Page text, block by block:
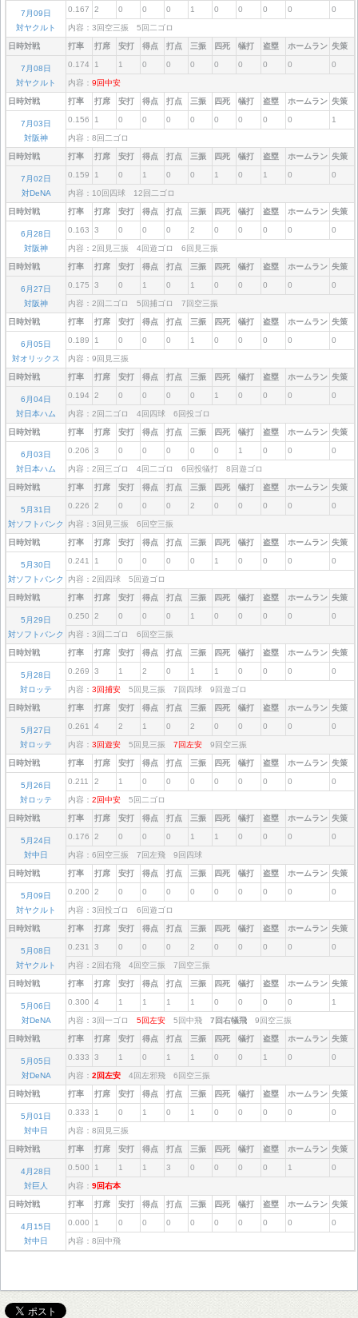
7月09日
対ヤクルト
0.167 2 0 0 0 1 0 0 0 0 0
内容：3回空三振 5回二ゴロ
日時対戦 打率 打席 安打 得点 打点 三振 四死 犠打 盗塁 ホームラン 失策
7月08日
対ヤクルト
0.174 1 1 0 0 0 0 0 0 0 0
内容： 9回中安
日時対戦 打率 打席 安打 得点 打点 三振 四死 犠打 盗塁 ホームラン 失策
7月03日
対阪神
0.156 1 0 0 0 0 0 0 0 0 1
内容：8回二ゴロ
日時対戦 打率 打席 安打 得点 打点 三振 四死 犠打 盗塁 ホームラン 失策
7月02日
対DeNA
0.159 1 0 1 0 0 1 0 1 0 0
内容：10回四球 12回二ゴロ
日時対戦 打率 打席 安打 得点 打点 三振 四死 犠打 盗塁 ホームラン 失策
6月28日
対阪神
0.163 3 0 0 0 2 0 0 0 0 0
内容：2回見三振 4回遊ゴロ 6回見三振
日時対戦 打率 打席 安打 得点 打点 三振 四死 犠打 盗塁 ホームラン 失策
6月27日
対阪神
0.175 3 0 1 0 1 0 0 0 0 0
内容：2回二ゴロ 5回捕ゴロ 7回空三振
日時対戦 打率 打席 安打 得点 打点 三振 四死 犠打 盗塁 ホームラン 失策
6月05日
対オリックス
0.189 1 0 0 0 1 0 0 0 0 0
内容：9回見三振
日時対戦 打率 打席 安打 得点 打点 三振 四死 犠打 盗塁 ホームラン 失策
6月04日
対日本ハム
0.194 2 0 0 0 0 1 0 0 0 0
内容：2回二ゴロ 4回四球 6回投ゴロ
日時対戦 打率 打席 安打 得点 打点 三振 四死 犠打 盗塁 ホームラン 失策
6月03日
対日本ハム
0.206 3 0 0 0 0 0 1 0 0 0
内容：2回三ゴロ 4回二ゴロ 6回投犠打 8回遊ゴロ
日時対戦 打率 打席 安打 得点 打点 三振 四死 犠打 盗塁 ホームラン 失策
5月31日
対ソフトバンク
0.226 2 0 0 0 2 0 0 0 0 0
内容：3回見三振 6回空三振
日時対戦 打率 打席 安打 得点 打点 三振 四死 犠打 盗塁 ホームラン 失策
5月30日
対ソフトバンク
0.241 1 0 0 0 0 1 0 0 0 0
内容：2回四球 5回遊ゴロ
日時対戦 打率 打席 安打 得点 打点 三振 四死 犠打 盗塁 ホームラン 失策
5月29日
対ソフトバンク
0.250 2 0 0 0 1 0 0 0 0 0
内容：3回二ゴロ 6回空三振
日時対戦 打率 打席 安打 得点 打点 三振 四死 犠打 盗塁 ホームラン 失策
5月28日
対ロッテ
0.269 3 1 2 0 1 1 0 0 0 0
内容： 3回捕安 5回見三振 7回四球 9回遊ゴロ
日時対戦 打率 打席 安打 得点 打点 三振 四死 犠打 盗塁 ホームラン 失策
5月27日
対ロッテ
0.261 4 2 1 0 2 0 0 0 0 0
内容： 3回遊安 5回見三振 7回左安 9回空三振
日時対戦 打率 打席 安打 得点 打点 三振 四死 犠打 盗塁 ホームラン 失策
5月26日
対ロッテ
0.211 2 1 0 0 0 0 0 0 0 0
内容： 2回中安 5回二ゴロ
日時対戦 打率 打席 安打 得点 打点 三振 四死 犠打 盗塁 ホームラン 失策
5月24日
対中日
0.176 2 0 0 0 1 1 0 0 0 0
内容：6回空三振 7回左飛 9回四球
日時対戦 打率 打席 安打 得点 打点 三振 四死 犠打 盗塁 ホームラン 失策
5月09日
対ヤクルト
0.200 2 0 0 0 0 0 0 0 0 0
内容：3回投ゴロ 6回遊ゴロ
日時対戦 打率 打席 安打 得点 打点 三振 四死 犠打 盗塁 ホームラン 失策
5月08日
対ヤクルト
0.231 3 0 0 0 2 0 0 0 0 0
内容：2回右飛 4回空三振 7回空三振
日時対戦 打率 打席 安打 得点 打点 三振 四死 犠打 盗塁 ホームラン 失策
5月06日
対DeNA
0.300 4 1 1 1 1 0 0 0 0 1
内容：3回一ゴロ 5回左安 5回中飛 7回右犠飛 9回空三振
日時対戦 打率 打席 安打 得点 打点 三振 四死 犠打 盗塁 ホームラン 失策
5月05日
対DeNA
0.333 3 1 0 1 1 0 0 1 0 0
内容： 2回左安 4回左邪飛 6回空三振
日時対戦 打率 打席 安打 得点 打点 三振 四死 犠打 盗塁 ホームラン 失策
5月01日
対中日
0.333 1 0 1 0 1 0 0 0 0 0
内容：8回見三振
日時対戦 打率 打席 安打 得点 打点 三振 四死 犠打 盗塁 ホームラン 失策
4月28日
対巨人
0.500 1 1 1 3 0 0 0 0 1 0
内容： 9回右本
日時対戦 打率 打席 安打 得点 打点 三振 四死 犠打 盗塁 ホームラン 失策
4月15日
対中日
0.000 1 0 0 0 0 0 0 0 0 0
内容：8回中飛